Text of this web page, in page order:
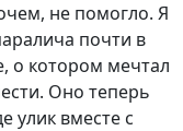
не помогло. Я
почти в
о котором мечтал
Оно теперь
улик вместе с